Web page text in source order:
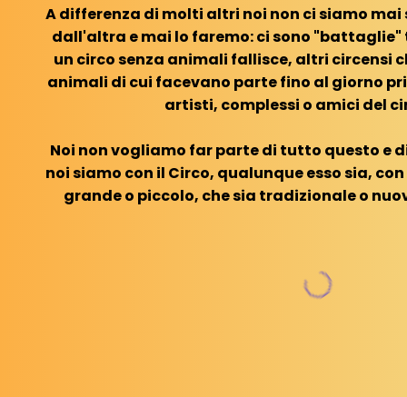
A differenza di molti altri noi non ci siamo
dall'altra e mai lo faremo: ci sono "battaglie"
un circo senza animali fallisce, altri circensi
animali di cui facevano parte fino al giorno
artisti, complessi o amici del
Noi non vogliamo far parte di tutto questo e
noi siamo con il Circo, qualunque esso sia,
grande o piccolo, che sia tradizionale o